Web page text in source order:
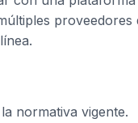
proveedores
normativa vigente.